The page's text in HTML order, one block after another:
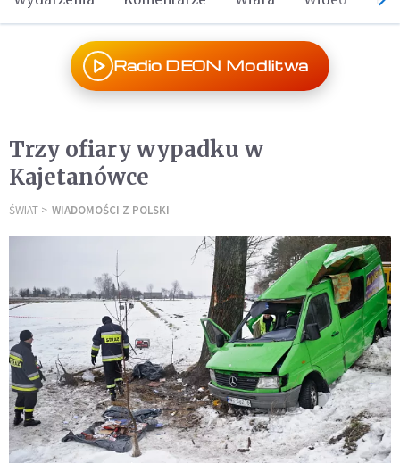
Radio DEON Modlitwa
Trzy ofiary wypadku w
Kajetanówce
ŚWIAT WIADOMOŚCI Z POLSKI